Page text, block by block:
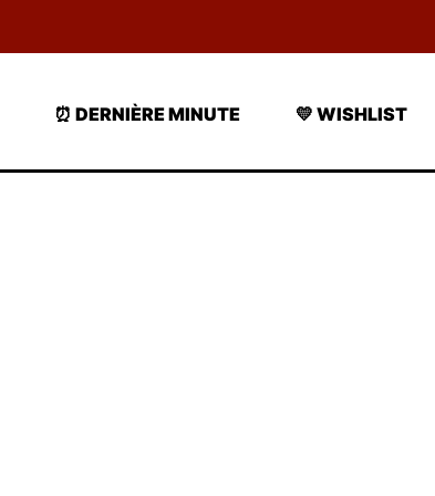
⏰ DERNIÈRE MINUTE 💛 WISHLIST